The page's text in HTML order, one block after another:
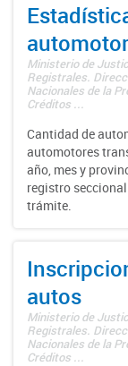
Ministerio de
Registrales.
Nacionales de la
Créditos ...
Cantidad de
automotores
año, mes y
registro
trámite.
autos
Ministerio de
Registrales.
Nacionales de la
Créditos ...